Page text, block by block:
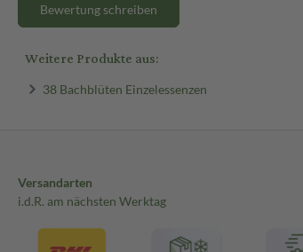
Bewertung schreiben
Weitere Produkte aus:
38 Bachblüten Einzelessenzen
Versandarten
i.d.R. am nächsten Werktag